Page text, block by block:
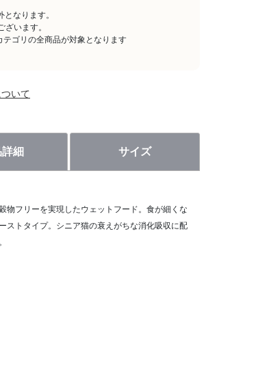
なります。
います。
ゴリの全商品が対象となります
いて
細 サイズ
物フリーを実現したウェットフード。食が細くな
ストタイプ。シニア猫の衰えがちな消化吸収に配